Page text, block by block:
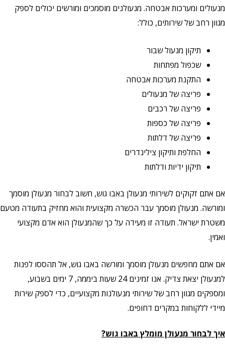
מנעולים ומערכות אבטחה. מנעולנים מוסמכים ומורשים יכולים לספק
מגוון רחב של שירותים, כולל:
תיקון מנעול שבור
שכפול מפתחות
התקנת מערכות אבטחה
פריצה של מנעולים
פריצה של רכבים
פריצה של כספות
פריצה של דלתות
החלפת ותיקון צילינדרים
תיקון ידיות ודלתות
אם אתם זקוקים לשירותי מנעולן באבו גוש, חשוב לבחור מנעולן מוסמך
ומורשה. מנעולן מוסמך עבר הכשרה מקצועית והוא מחזיק בתעודה מטעם
משטרת ישראל. תעודה זו מעידה על כך שהמנעולן הוא אדם מקצועי
ואמין.
אם אתם מחפשים מנעולן מוסמך ומורשה באבו גוש, אל תהססו לפנות
למנעולן יצאת צדיק. אנו זמינים 24 שעות ביממה, 7 ימים בשבוע,
ומספקים מגוון רחב של שירותי מנעולנות מקצועיים, כדי לספק שירות
מיידי ללקוחות במקרים דחופים.
איך לבחור מנעולן מומלץ באבו גוש?